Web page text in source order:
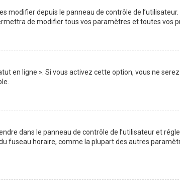
depuis le panneau de contrôle de
de modifier tous vos paramètres et toutes vos
en ligne ». Si vous activez cette option, vous ne
dans le panneau de contrôle de l’utilisateur et
fuseau horaire, comme la plupart des autres